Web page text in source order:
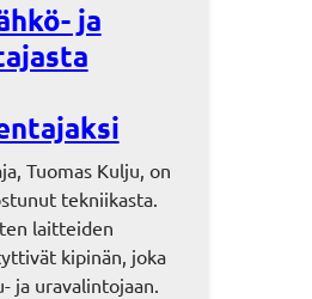
ja
Tuomas Kulju, on
tekniikasta.
laitteiden
kipinän, joka
ja uravalintojaan.